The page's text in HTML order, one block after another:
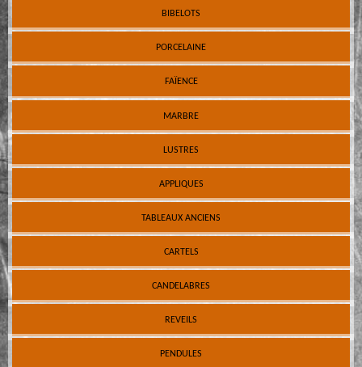
BIBELOTS
PORCELAINE
FAÏENCE
MARBRE
LUSTRES
APPLIQUES
TABLEAUX ANCIENS
CARTELS
CANDELABRES
REVEILS
PENDULES